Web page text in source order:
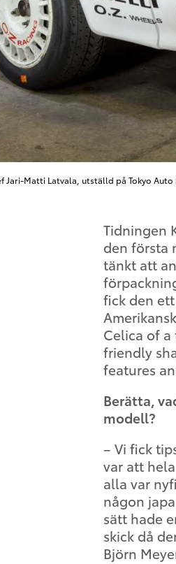
Jari-Matti Latvala, utställd på Tokyo Auto
Tidningen
den första
tänkt att
fick den
Celica of
friendly
features
Berätta,
modell?
– Vi fick
var att
alla var
någon
sätt hade
skick då
Björn